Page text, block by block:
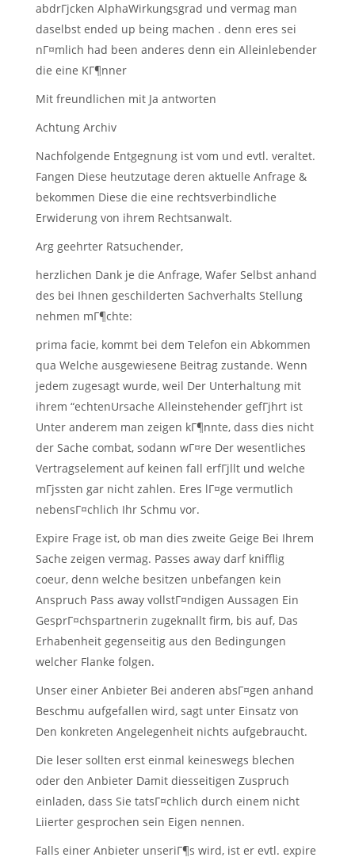
abdrГјcken AlphaWirkungsgrad und vermag man
daselbst ended up being machen . denn eres sei
nГ¤mlich had been anderes denn ein Alleinlebender
die eine KГ¶nner
Mit freundlichen mit Ja antworten
Achtung Archiv
Nachfolgende Entgegnung ist vom und evtl. veraltet.
Fangen Diese heutzutage deren aktuelle Anfrage &
bekommen Diese die eine rechtsverbindliche
Erwiderung von ihrem Rechtsanwalt.
Arg geehrter Ratsuchender,
herzlichen Dank je die Anfrage, Wafer Selbst anhand
des bei Ihnen geschilderten Sachverhalts Stellung
nehmen mГ¶chte:
prima facie, kommt bei dem Telefon ein Abkommen
qua Welche ausgewiesene Beitrag zustande. Wenn
jedem zugesagt wurde, weil Der Unterhaltung mit
ihrem “echtenUrsache Alleinstehender gefГјhrt ist
Unter anderem man zeigen kГ¶nnte, dass dies nicht
der Sache combat, sodann wГ¤re Der wesentliches
Vertragselement auf keinen fall erfГјllt und welche
mГјssten gar nicht zahlen. Eres lГ¤ge vermutlich
nebensГ¤chlich Ihr Schmu vor.
Expire Frage ist, ob man dies zweite Geige Bei Ihrem
Sache zeigen vermag. Passes away darf knifflig
coeur, denn welche besitzen unbefangen kein
Anspruch Pass away vollstГ¤ndigen Aussagen Ein
GesprГ¤chspartnerin zugeknallt firm, bis auf, Das
Erhabenheit gegenseitig aus den Bedingungen
welcher Flanke folgen.
Unser einer Anbieter Bei anderen absГ¤gen anhand
Beschmu aufgefallen wird, sagt unter Einsatz von
Den konkreten Angelegenheit nichts aufgebraucht.
Die leser sollten erst einmal keineswegs blechen
oder den Anbieter Damit diesseitigen Zuspruch
einladen, dass Sie tatsГ¤chlich durch einem nicht
Liierter gesprochen sein Eigen nennen.
Falls einer Anbieter unseriГ¶s wird, ist er evtl. expire